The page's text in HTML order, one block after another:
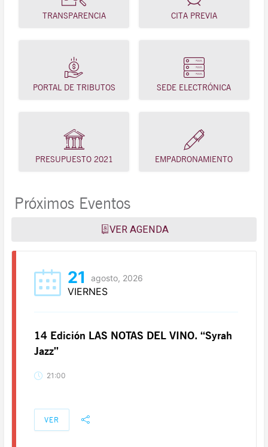
TRANSPARENCIA CITA PREVIA
PORTAL DE TRIBUTOS SEDE ELECTRÓNICA
PRESUPUESTO 2021 EMPADRONAMIENTO
Próximos Eventos
VER AGENDA
21 agosto, 2026
VIERNES
14 Edición LAS NOTAS DEL VINO. “Syrah
Jazz”
21:00
VER